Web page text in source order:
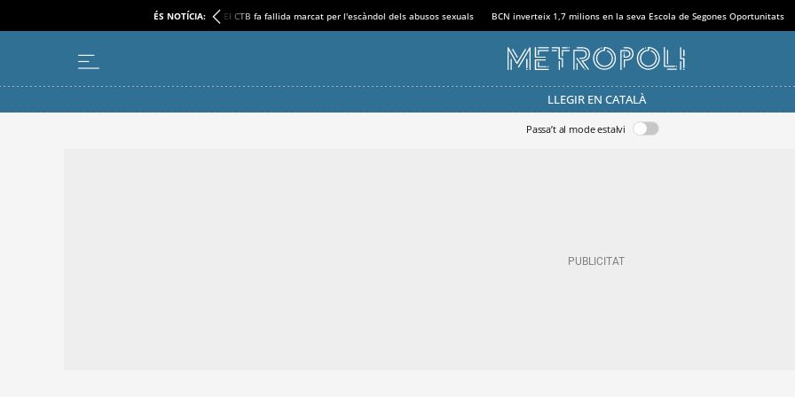
ÉS NOTÍCIA: El CTB fa fallida marcat per l'escàndol dels abusos sexuals BCN inverteix 1,7 milions en la seva Escola de Segones Oportunitats
LLEGIR EN CATALÀ
Passa’t al mode estalvi